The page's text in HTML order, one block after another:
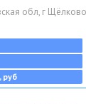
обл, г
руб